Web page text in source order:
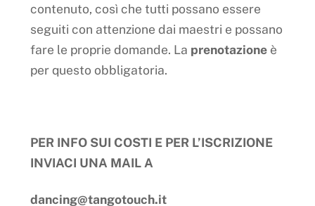
contenuto, così che tutti possano essere
seguiti con attenzione dai maestri e possano
fare le proprie domande. La prenotazioneè
per questo obbligatoria.
PER INFO SUI COSTI E PER L’ISCRIZIONE
INVIACI UNA MAIL A
dancing@tangotouch.it